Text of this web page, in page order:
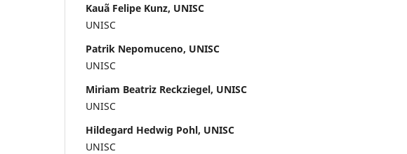
Kauã Felipe Kunz, UNISC
UNISC
Patrik Nepomuceno, UNISC
UNISC
Miriam Beatriz Reckziegel, UNISC
UNISC
Hildegard Hedwig Pohl, UNISC
UNISC